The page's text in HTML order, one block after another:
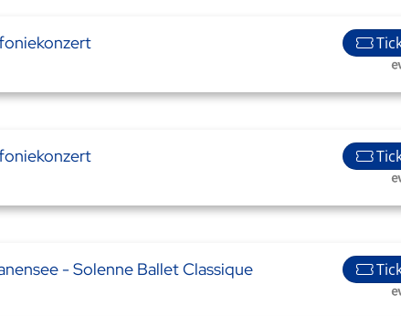
- Solenne Ballet Classique